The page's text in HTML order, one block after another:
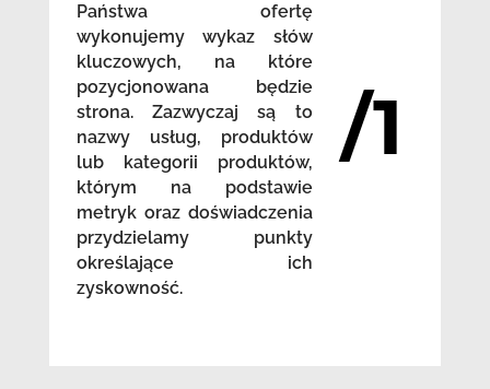
Państwa ofertę
wykonujemy wykaz słów
kluczowych, na które
pozycjonowana będzie
strona. Zazwyczaj są to
nazwy usług, produktów
lub kategorii produktów,
którym na podstawie
metryk oraz doświadczenia
przydzielamy punkty
określające ich
zyskowność.
/1